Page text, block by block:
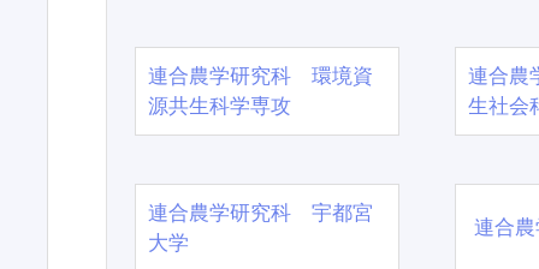
連合農学研究科 環境資
源共生科学専攻
連合農
生社会
連合農学研究科 宇都宮
大学
連合